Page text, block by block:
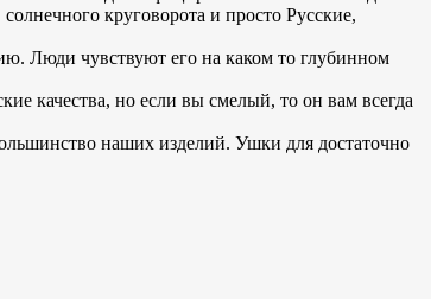
круговорота и просто Русские,
Люди чувствуют его на каком то глубинном
качества, но если вы смелый, то он вам всегда
наших изделий. Ушки для достаточно